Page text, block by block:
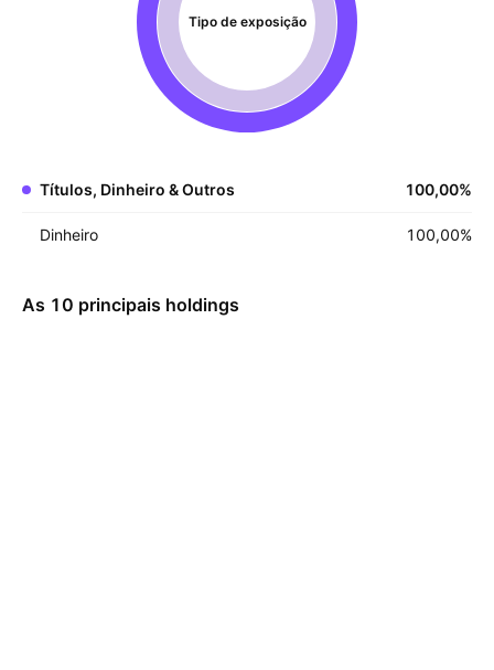
Tipo de exposição
Títulos, Dinheiro & Outros 100,00%
Dinheiro 100,00%
As 10 principais holdings